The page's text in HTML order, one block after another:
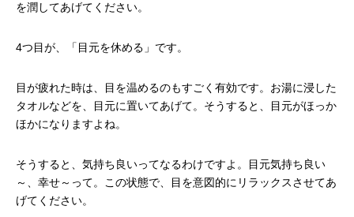
を潤してあげてください。
4つ目が、「目元を休める」です。
目が疲れた時は、目を温めるのもすごく有効です。お湯に浸した
タオルなどを、目元に置いてあげて。そうすると、目元がほっか
ほかになりますよね。
そうすると、気持ち良いってなるわけですよ。目元気持ち良い
～、幸せ～って。この状態で、目を意図的にリラックスさせてあ
げてください。